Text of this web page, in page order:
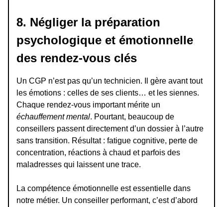
8. Négliger la préparation
psychologique et émotionnelle
des rendez-vous clés
Un CGP n’est pas qu’un technicien. Il gère avant tout
les émotions : celles de ses clients… et les siennes.
Chaque rendez-vous important mérite un
échauffement mental. Pourtant, beaucoup de
conseillers passent directement d’un dossier à l’autre
sans transition. Résultat : fatigue cognitive, perte de
concentration, réactions à chaud et parfois des
maladresses qui laissent une trace.
La compétence émotionnelle est essentielle dans
notre métier. Un conseiller performant, c’est d’abord